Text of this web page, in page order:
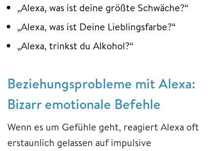
„Alexa, was ist deine größte Schwäche?“
„Alexa, was ist Deine Lieblingsfarbe?“
„Alexa, trinkst du Alkohol?“
Beziehungsprobleme mit Alexa:
Bizarr emotionale Befehle
Wenn es um Gefühle geht, reagiert Alexa oft
erstaunlich gelassen auf impulsive